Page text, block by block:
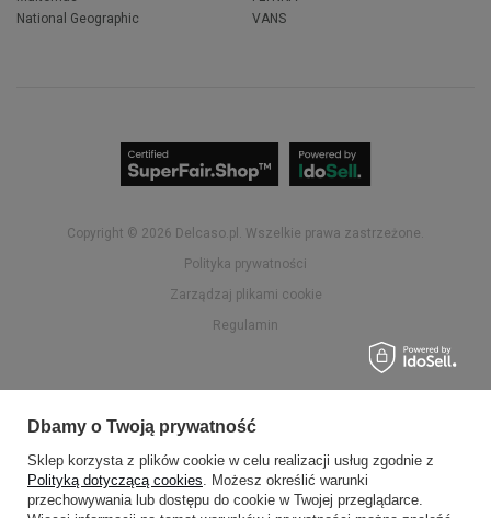
National Geographic
VANS
Copyright © 2026 delcaso.pl . Wszelkie prawa zastrzeżone.
Polityka prywatności
Zarządzaj plikami cookie
Regulamin
Dbamy o Twoją prywatność
Sklep korzysta z plików cookie w celu realizacji usług zgodnie z
Polityką dotyczącą cookies. Możesz określić warunki
przechowywania lub dostępu do cookie w Twojej przeglądarce.